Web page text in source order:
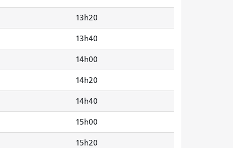
13h20
13h40
14h00
14h20
14h40
15h00
15h20